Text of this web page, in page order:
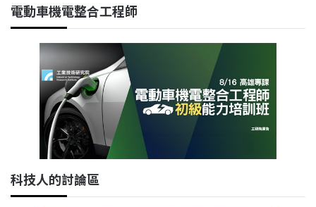
電動車機電整合工程師
科技人的討論區